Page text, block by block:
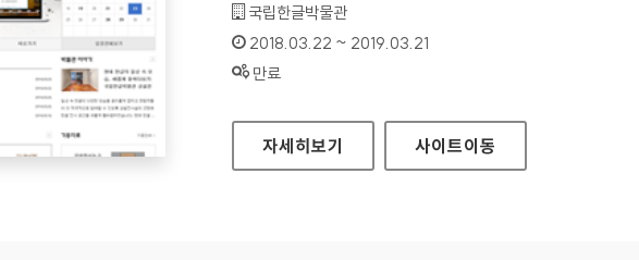
기관명 :
국립한글박물관
인증기간 :
2018.03.22 ~ 2019.03.21
상태 :
만료
국립한글박물관 대표 홈페이지
자세히보기 사이트이동